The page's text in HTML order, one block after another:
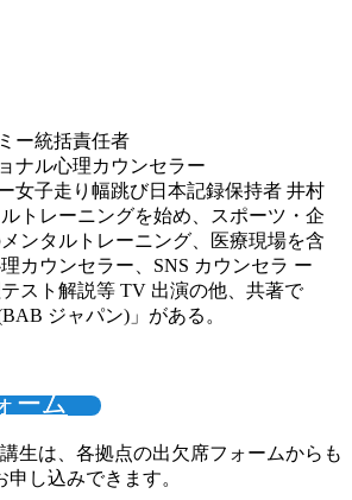
ー統括責任者
ナル心理カウンセラー
女子走り幅跳び日本記録保持者 井村
トレーニングを始め、スポーツ・企
ンタルトレーニング、医療現場を含
カウンセラー、SNS カウンセラ ー
スト解説等 TV 出演の他、共著で
ジャパン)」がある。
ーム
生は、各拠点の出欠席フォームからも
申し込みできます。